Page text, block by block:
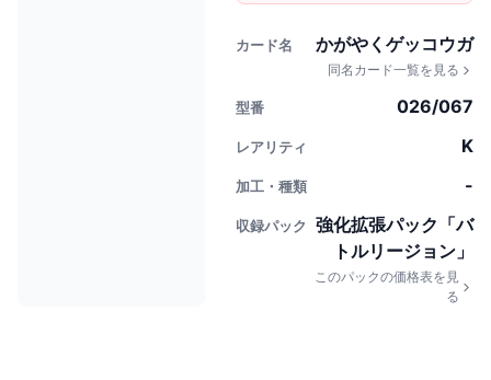
カード名 かがやくゲッコウガ
同名カード一覧を見る
型番 026/067
レアリティ K
加工・種類 -
収録パック
強化拡張パック「バ
トルリージョン」
このパックの価格表を見
る